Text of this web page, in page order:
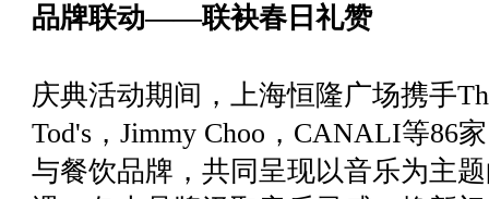
品牌联动——联袂春日礼赞
庆典活动期间，上海恒隆广场携手
Tod's，Jimmy Choo，CANALI等86
与餐饮品牌，共同呈现以音乐为主